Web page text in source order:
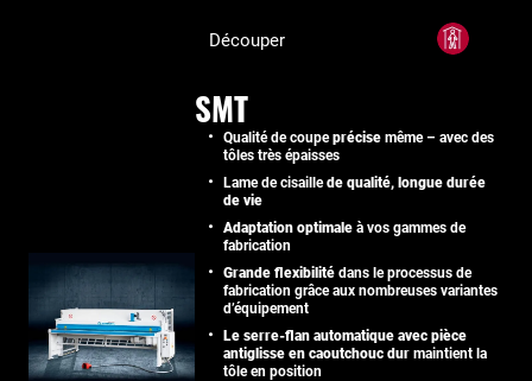
Découper
SMT
Qualité de coupeprécise même – avec des
tôles très épaisses
Lame de cisaillede qualité, longue durée
de vie
Adaptation optimale à vos gammes de
fabrication
Grande flexibilité dans le processus de
fabrication grâce aux nombreuses variantes
d’équipement
Le serre-flan automatique avec pièce
antiglisse en caoutchouc dur maintient la
tôle en position